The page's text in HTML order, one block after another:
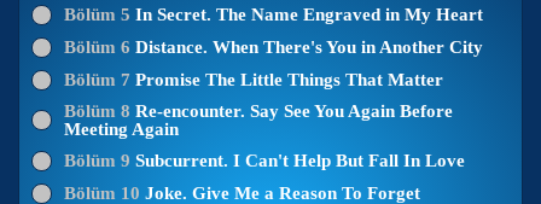
Bölüm 5 In Secret. The Name Engraved in My Heart
Bölüm 6 Distance. When There's You in Another City
Bölüm 7 Promise The Little Things That Matter
Bölüm 8 Re-encounter. Say See You Again Before
Meeting Again
Bölüm 9 Subcurrent. I Can't Help But Fall In Love
Bölüm 10 Joke. Give Me a Reason To Forget